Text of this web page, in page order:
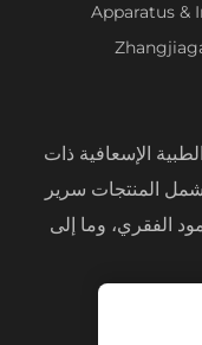
Apparatus &
الإسعافية ذات
تمتد لـ 20 عامًا. تشمل المنتجات سرير
الفقري، وما إلى